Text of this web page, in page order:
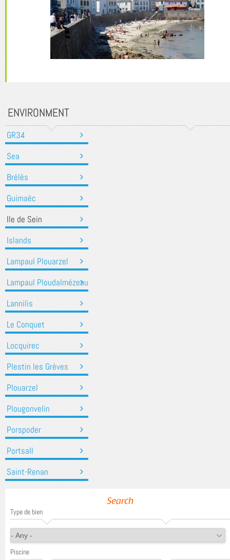
ENVIRONMENT
GR34
Sea
Brélès
Guimaëc
Ile de Sein
Islands
Lampaul Plouarzel
Lampaul Ploudalmézeau
Lannilis
Le Conquet
Locquirec
Plestin les Grèves
Plouarzel
Plougonvelin
Porspoder
Portsall
Saint-Renan
Search
Type de bien
Piscine